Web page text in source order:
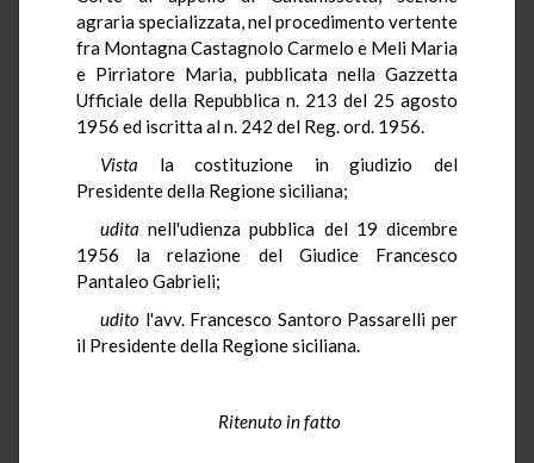
agraria specializzata, nel procedimento vertente
fra Montagna Castagnolo Carmelo e Meli Maria
e Pirriatore Maria, pubblicata nella Gazzetta
Ufficiale della Repubblica n. 213 del 25 agosto
1956 ed iscritta al n. 242 del Reg. ord. 1956.
Vista la costituzione in giudizio del
Presidente della Regione siciliana;
udita nell'udienza pubblica del 19 dicembre
1956 la relazione del Giudice Francesco
Pantaleo Gabrieli;
udito l'avv. Francesco Santoro Passarelli per
il Presidente della Regione siciliana.
Ritenuto in fatto